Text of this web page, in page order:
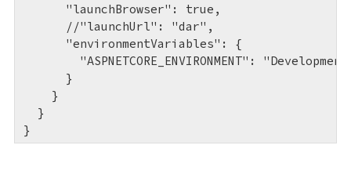
      "launchBrowser": true,
      //"launchUrl": "dar",
      "environmentVariables": {
"ASPNETCORE_ENVIRONMENT":
      }
    }
  }